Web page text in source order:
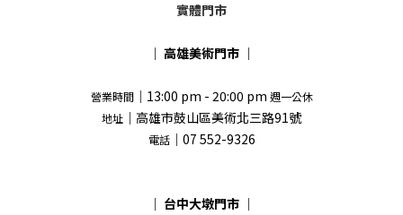
實體門市
｜ 高雄美術門市 ｜
營業時間｜13:00 pm - 20:00 pm 週一公休
地址 ｜高雄市鼓山區美術北三路91號
電話｜07 552-9326
｜ 台中大墩門市 ｜